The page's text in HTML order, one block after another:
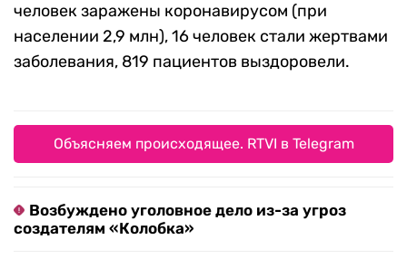
человек заражены коронавирусом (при
населении 2,9 млн), 16 человек стали жертвами
заболевания, 819 пациентов выздоровели.
Объясняем происходящее. RTVI в Telegram
Возбуждено уголовное дело из-за угроз
создателям «Колобка»